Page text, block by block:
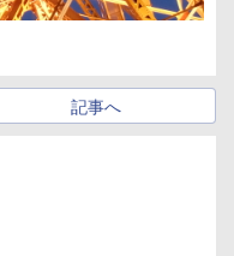
記事へ